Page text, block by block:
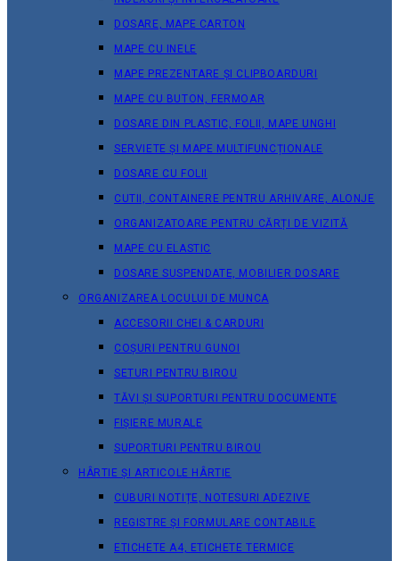
DOSARE, MAPE CARTON
MAPE CU INELE
MAPE PREZENTARE ȘI CLIPBOARDURI
MAPE CU BUTON, FERMOAR
DOSARE DIN PLASTIC, FOLII, MAPE UNGHI
SERVIETE ȘI MAPE MULTIFUNCȚIONALE
DOSARE CU FOLII
CUTII, CONTAINERE PENTRU ARHIVARE, ALONJE
ORGANIZATOARE PENTRU CĂRȚI DE VIZITĂ
MAPE CU ELASTIC
DOSARE SUSPENDATE, MOBILIER DOSARE
ORGANIZAREA LOCULUI DE MUNCA
ACCESORII CHEI & СARDURI
COȘURI PENTRU GUNOI
SETURI PENTRU BIROU
TĂVI ȘI SUPORTURI PENTRU DOCUMENTE
FIȘIERE MURALE
SUPORTURI PENTRU BIROU
HÂRTIE ȘI ARTICOLE HÂRTIE
CUBURI NOTIȚE, NOTESURI ADEZIVE
REGISTRE ȘI FORMULARE CONTABILE
ETICHETE A4, ETICHETE TERMICE